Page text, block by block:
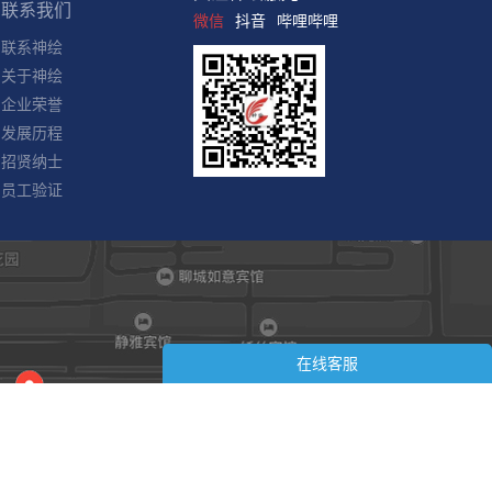
企业荣誉
发展历程
招贤纳士
员工验证
微信 抖音 哔哩哔哩
在线客服